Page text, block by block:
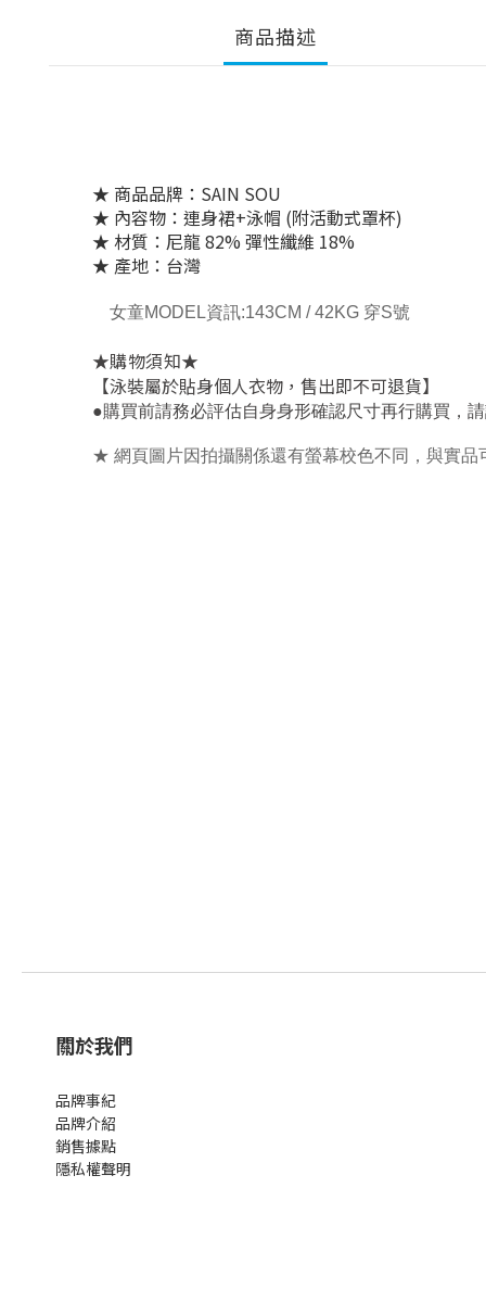
商品描述
★ 商品品牌：SAIN SOU
★ 內容物：連身裙+泳帽 (附活動式罩杯)
★ 材質：尼龍 82% 彈性纖維 18%
★ 產地：台灣
女童MODEL資訊:143CM / 42KG 穿S號
★購物須知★
【泳裝屬於貼身個人衣物，售出即不可退貨】
●購買前請務必評估自身身形確認尺寸再行購買 ，
★ 網頁圖片因拍攝關係還有螢幕校色不同，與實品
關於我們
品牌事紀
品牌介紹
銷售據點
隱私權聲明